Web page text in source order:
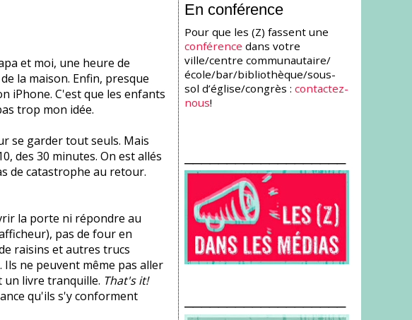
et moi, une heure de
la maison. Enfin, presque
iPhone. C'est que les enfants
trop mon idée.
se garder tout seuls. Mais
des 30 minutes. On est allés
de catastrophe au retour.
la porte ni répondre au
pas de four en
raisins et autres trucs
ne peuvent même pas aller
un livre tranquille. That's it!
qu'ils s'y conforment
En conférence
Pour que les (Z) fassent une
conférence dans votre
ville/centre communautaire/
école/bar/bibliothèque/sous-
sol d’église/congrès :contactez-
nous!